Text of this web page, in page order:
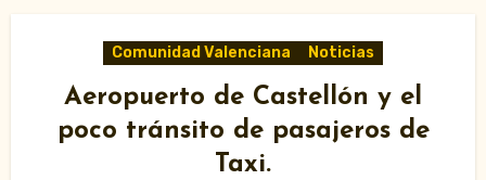
Comunidad Valenciana Noticias
Aeropuerto de Castellón y el
poco tránsito de pasajeros de
Taxi.